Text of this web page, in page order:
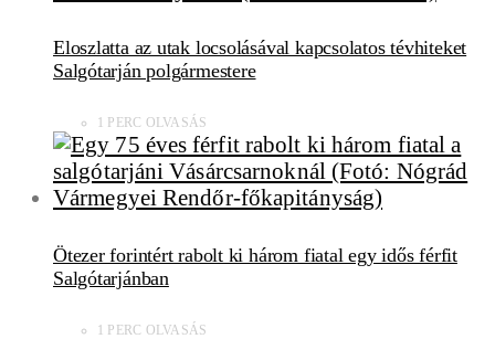
Eloszlatta az utak locsolásával kapcsolatos tévhiteket
Salgótarján polgármestere
1 PERC OLVASÁS
Ötezer forintért rabolt ki három fiatal egy idős férfit
Salgótarjánban
1 PERC OLVASÁS